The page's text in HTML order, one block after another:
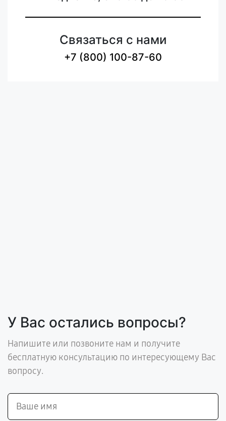
Связаться с нами
+7 (800) 100-87-60
У Вас остались вопросы?
Напишите или позвоните нам и получите
бесплатную консультацию по интересующему Вас
вопросу.